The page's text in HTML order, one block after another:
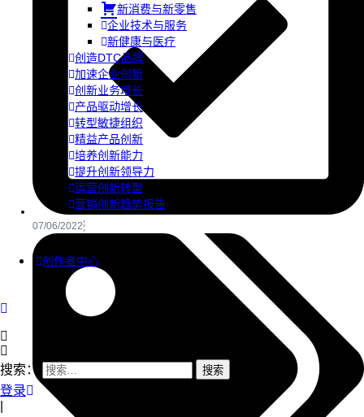
新消费与新零售
企业技术与服务
新健康与医疗
创造DTC品牌
加速企业创新
创新业务增长
产品驱动增长
转型敏捷组织
精益产品创新
培养创新能力
提升创新领导力
运营创新转型
营销创新趋势报告
创作者中心
搜索：
登录
07/06/2022